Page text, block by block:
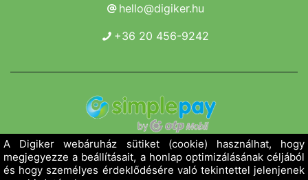
hello@digiker.hu
+36 20 456-9242